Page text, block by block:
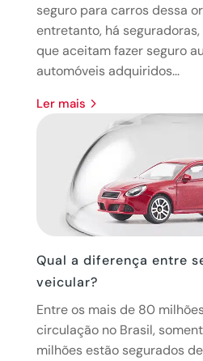
seguro para carros dessa
entretanto, há seguradoras,
que aceitam fazer seguro
automóveis adquiridos...
ler mais
Qual a diferença entre
veicular?
Entre os mais de 80
circulação no Brasil,
milhões estão segurados